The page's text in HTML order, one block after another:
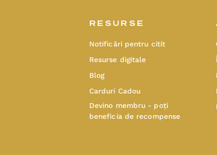
RESURSE
Notificări pentru citit
Resurse digitale
Blog
Carduri Cadou
Devino membru - poți
beneficia de recompense